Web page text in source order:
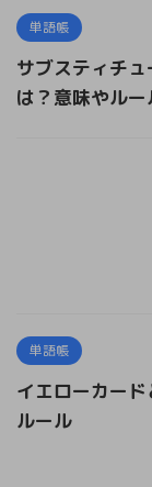
単語帳
サブスティチュ
は？意味やルー
単語帳
イエローカー
ルール